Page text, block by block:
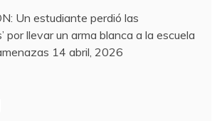
Un estudiante perdió las
por llevar un arma blanca a la escuela
14 abril, 2026